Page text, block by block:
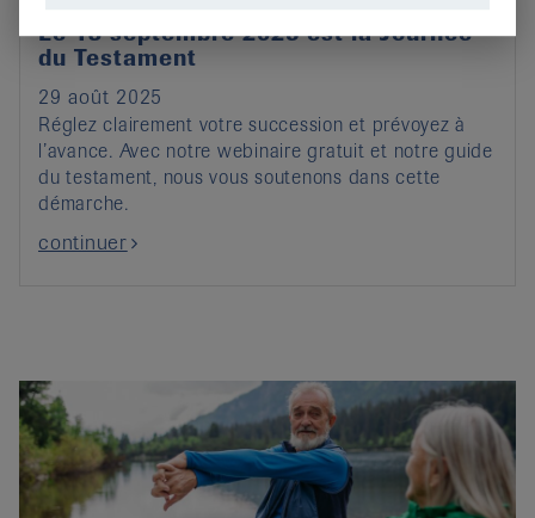
Le 13 septembre 2025 est la Journée
du Testament
29 août 2025
Réglez clairement votre succession et prévoyez à
l’avance. Avec notre webinaire gratuit et notre guide
du testament, nous vous soutenons dans cette
démarche.
continuer